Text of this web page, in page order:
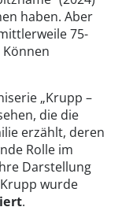
haben. Aber
75-
„Krupp –
die die
erzählt, deren
Rolle im
Darstellung
wurde
.